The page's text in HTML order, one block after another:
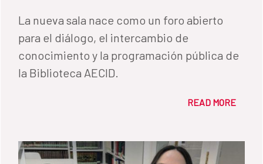
La nueva sala nace como un foro abierto
para el diálogo, el intercambio de
conocimiento y la programación pública de
la Biblioteca AECID.
READ MORE